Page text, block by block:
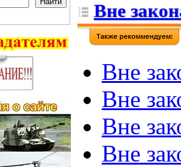
Вне
Вне
Вне
Вне
Вне